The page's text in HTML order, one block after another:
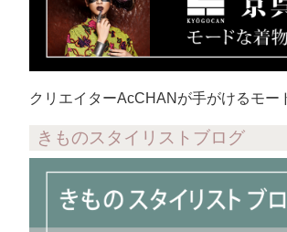
クリエイターAcCHANが手がけるモー
きものスタイリストブログ